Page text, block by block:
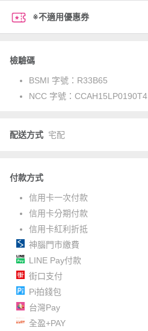
※不適用優惠券
檢驗碼
BSMI 字號： R33B65
NCC 字號： CCAH15LP0190T4
配送方式 宅配
付款方式
信用卡一次付款
信用卡分期付款
信用卡紅利折抵
神腦門市繳費
LINE Pay付款
街口支付
Pi拍錢包
台灣Pay
全盈+PAY